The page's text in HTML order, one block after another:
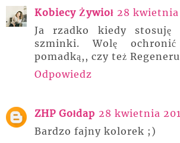
Kobiecy Żywioł 28 kwietnia
Ja rzadko kiedy stosuję
szminki. Wolę
pomadką,, czy też
Odpowiedz
ZHP Gołdap 28 kwietnia
Bardzo fajny kolorek ;)